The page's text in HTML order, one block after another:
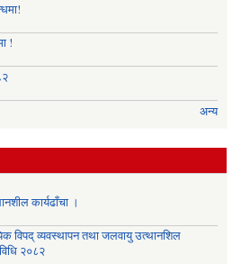
!
अन्य
कार्यढाँचा ।
विपद् व्यवस्थापन तथा जलवायु उत्थानशिल
२०८२